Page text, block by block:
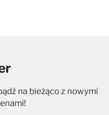
na bieżąco z nowymi